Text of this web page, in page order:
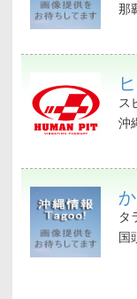
那
ス
沖
タ
国